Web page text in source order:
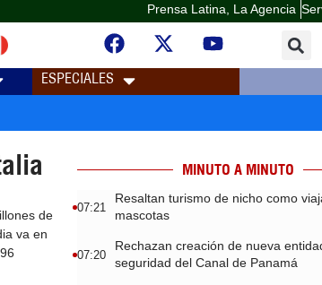
Prensa Latina, La Agencia
ESPECIALES
de
va en
MINUTO A MINUTO
07:21
Resaltan turismo de nicho como
mascotas
07:20
Rechazan creación de nueva
seguridad del Canal de Panamá